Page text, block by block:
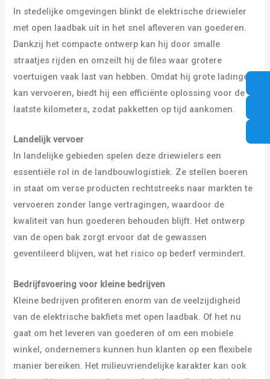
In stedelijke omgevingen blinkt de elektrische driewieler
met open laadbak uit in het snel afleveren van goederen.
Dankzij het compacte ontwerp kan hij door smalle
straatjes rijden en omzeilt hij de files waar grotere
voertuigen vaak last van hebben. Omdat hij grote ladingen
kan vervoeren, biedt hij een efficiënte oplossing voor de
laatste kilometers, zodat pakketten op tijd aankomen.
Landelijk vervoer
In landelijke gebieden spelen deze driewielers een
essentiële rol in de landbouwlogistiek. Ze stellen boeren
in staat om verse producten rechtstreeks naar markten te
vervoeren zonder lange vertragingen, waardoor de
kwaliteit van hun goederen behouden blijft. Het ontwerp
van de open bak zorgt ervoor dat de gewassen
geventileerd blijven, wat het risico op bederf vermindert.
Bedrijfsvoering voor kleine bedrijven
Kleine bedrijven profiteren enorm van de veelzijdigheid
van de elektrische bakfiets met open laadbak. Of het nu
gaat om het leveren van goederen of om een mobiele
winkel, ondernemers kunnen hun klanten op een flexibele
manier bereiken. Het milieuvriendelijke karakter kan ook